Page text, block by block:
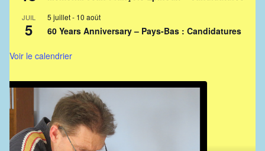
JUIL
5
5 juillet- 10 août
60 Years Anniversary – Pays-Bas : Candidatures
Voir le calendrier